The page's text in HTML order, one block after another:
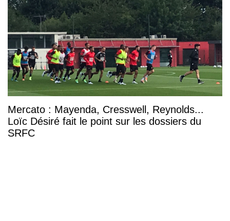
Mercato : Mayenda, Cresswell, Reynolds...
Loïc Désiré fait le point sur les dossiers du
SRFC